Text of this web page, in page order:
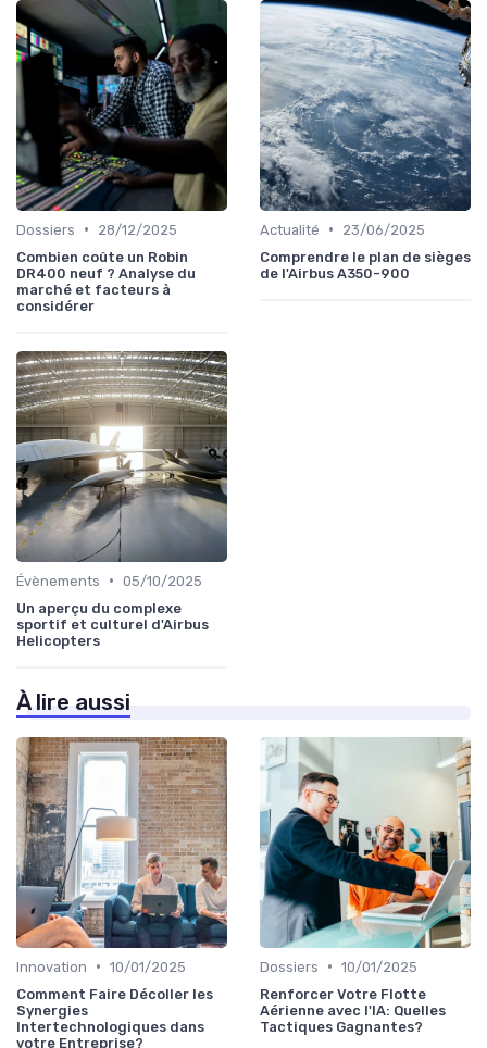
Dossiers •
28/12/2025
Combien coûte un Robin
DR400 neuf ? Analyse du
marché et facteurs à
considérer
Actualité •
23/06/2025
Comprendre le plan de sièges
de l'Airbus A350-900
Évènements • 05/10/2025
Un aperçu du complexe
sportif et culturel d'Airbus
Helicopters
À lire aussi
Innovation • 10/01/2025
Comment Faire Décoller les
Synergies
Intertechnologiques dans
votre Entreprise?
Dossiers • 10/01/2025
Renforcer Votre Flotte
Aérienne avec l'IA: Quelles
Tactiques Gagnantes?